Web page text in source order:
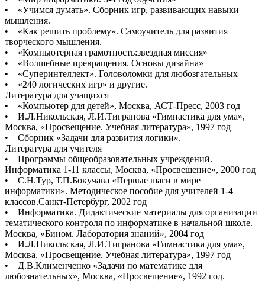
• «Учимся думать». Сборник игр, развивающих навыки
мышления.
• «Как решить проблему». Самоучитель для развития
творческого мышления.
• «Компьютерная грамотность:звездная миссия»
• «Волшебные превращения. Основы дизайна»
• «Суперинтеллект». Головоломки для любозгательных
• «240 логических игр» и другие.
Литература для учащихся
• «Компьютер для детей», Москва, АСТ-Пресс, 2003 год
• И.Л.Никольская, Л.И.Тигранова «Гимнастика для ума»,
Москва, «Просвещение. Учебная литература», 1997 год
• Сборник «Задачи для развития логики».
Литература для учителя
• Программы общеобразовательных учреждений.
Информатика 1-11 классы, Москва, «Просвещение», 2000 год
• С.Н.Тур, Т.П.Бокучава «Первые шаги в мире
информатики». Методическое пособие для учителей 1-4
классов.Санкт-Петербург, 2002 год
• Информатика. Дидактические материалы для организации
тематического контроля по информатике в начальной школе.
Москва, «Бином. Лаборатория знаний», 2004 год
• И.Л.Никольская, Л.И.Тигранова «Гимнастика для ума»,
Москва, «Просвещение. Учебная литература», 1997 год
• Д.В.Клименченко «Задачи по математике для
любознательных», Москва, «Просвещение», 1992 год.